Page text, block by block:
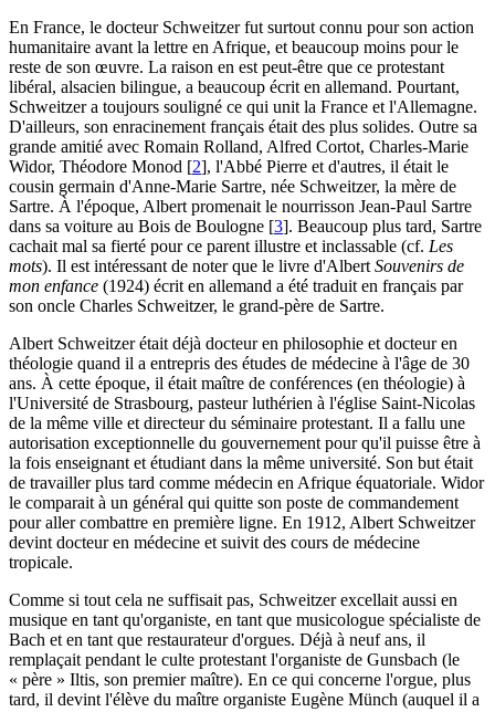
En France, le docteur Schweitzer fut surtout connu pour son action
humanitaire avant la lettre en Afrique, et beaucoup moins pour le
reste de son œuvre. La raison en est peut-être que ce protestant
libéral, alsacien bilingue, a beaucoup écrit en allemand. Pourtant,
Schweitzer a toujours souligné ce qui unit la France et l'Allemagne.
D'ailleurs, son enracinement français était des plus solides. Outre sa
grande amitié avec Romain Rolland, Alfred Cortot, Charles-Marie
Widor, Théodore Monod [2], l'Abbé Pierre et d'autres, il était le
cousin germain d'Anne-Marie Sartre, née Schweitzer, la mère de
Sartre. À l'époque, Albert promenait le nourrisson Jean-Paul Sartre
dans sa voiture au Bois de Boulogne [3]. Beaucoup plus tard, Sartre
cachait mal sa fierté pour ce parent illustre et inclassable (cf. Les
mots). Il est intéressant de noter que le livre d'Albert Souvenirs de
mon enfance (1924) écrit en allemand a été traduit en français par
son oncle Charles Schweitzer, le grand-père de Sartre.
Albert Schweitzer était déjà docteur en philosophie et docteur en
théologie quand il a entrepris des études de médecine à l'âge de 30
ans. À cette époque, il était maître de conférences (en théologie) à
l'Université de Strasbourg, pasteur luthérien à l'église Saint-Nicolas
de la même ville et directeur du séminaire protestant. Il a fallu une
autorisation exceptionnelle du gouvernement pour qu'il puisse être à
la fois enseignant et étudiant dans la même université. Son but était
de travailler plus tard comme médecin en Afrique équatoriale. Widor
le comparait à un général qui quitte son poste de commandement
pour aller combattre en première ligne. En 1912, Albert Schweitzer
devint docteur en médecine et suivit des cours de médecine
tropicale.
Comme si tout cela ne suffisait pas, Schweitzer excellait aussi en
musique en tant qu'organiste, en tant que musicologue spécialiste de
Bach et en tant que restaurateur d'orgues. Déjà à neuf ans, il
remplaçait pendant le culte protestant l'organiste de Gunsbach (le
« père » Iltis, son premier maître). En ce qui concerne l'orgue, plus
tard, il devint l'élève du maître organiste Eugène Münch (auquel il a